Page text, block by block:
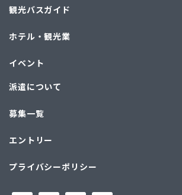
観光バスガイド
ホテル・観光業
イベント
派遣について
募集一覧
エントリー
プライバシーポリシー